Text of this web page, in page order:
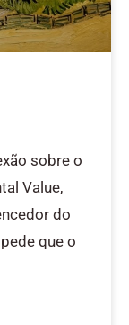
sobre o
Value,
do
que o